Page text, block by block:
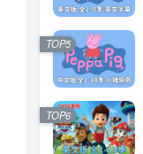
TOP5
TOP6